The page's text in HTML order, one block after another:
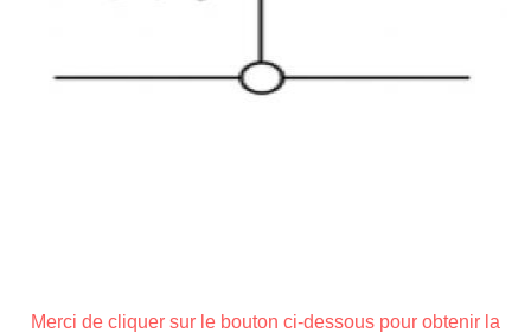
Merci de cliquer sur le bouton ci-dessous pour obtenir la